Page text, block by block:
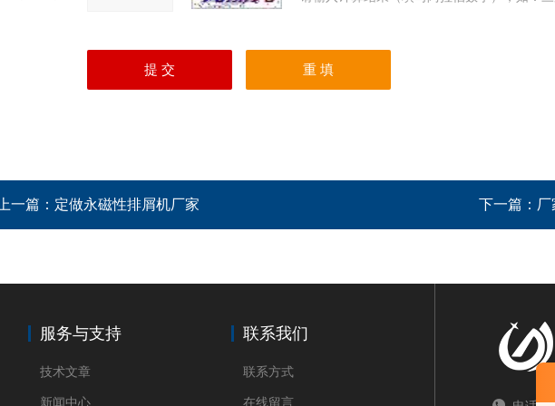
一篇： 定做永磁性排屑机厂家 下一篇： 厂
服务与支持
技术文章
新闻中心
联系我们
联系方式
在线留言